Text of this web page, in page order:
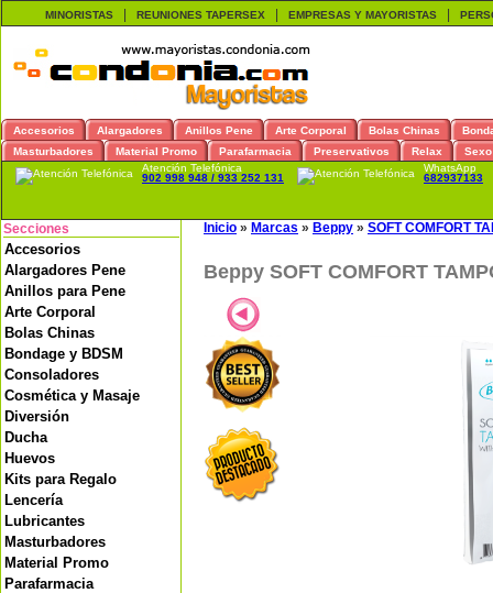
MINORISTAS REUNIONES TAPERSEX EMPRESAS Y MAYORISTAS
Accesorios Alargadores Anillos Pene Arte Corporal Bolas Chinas
Masturbadores
Material Promo Parafarmacia Preservativos Relax
Atención Telefónica
902 998 948 / 933 252 131
WhatsApp
682937133
Secciones
Accesorios
Alargadores Pene
Anillos para Pene
Arte Corporal
Bolas Chinas
Bondage y BDSM
Consoladores
Cosmética y Masaje
Diversión
Ducha
Huevos
Kits para Regalo
Lencería
Lubricantes
Masturbadores
Material Promo
Parafarmacia
Inicio » Marcas » Beppy » SOFT COMFORT
Beppy SOFT COMFORT